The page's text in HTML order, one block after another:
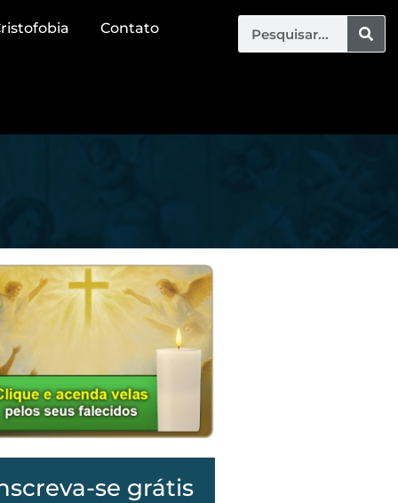
Contato
se grátis